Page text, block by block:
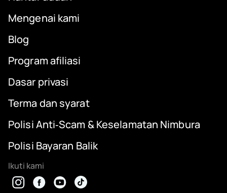
Mengenai kami
Blog
Program afiliasi
Dasar privasi
Terma dan syarat
Polisi Anti‑Scam & Keselamatan Nimbura
Polisi Bayaran Balik
Ikuti kami